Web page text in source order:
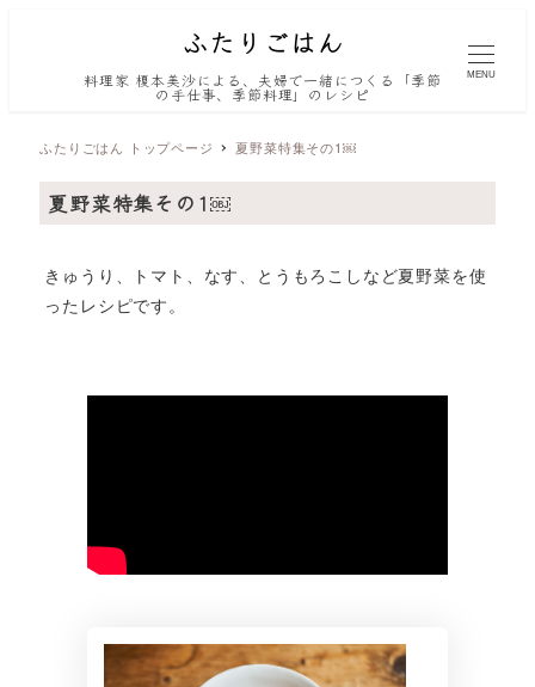
料理家 榎本美沙による、夫婦で一緒につくる「季節
の手仕事、季節料理」のレシピ
MENU
ふたりごはん トップページ 夏野菜特集その1￼
夏野菜特集その1￼
きゅうり、トマト、なす、とうもろこしなど夏野菜を使
ったレシピです。